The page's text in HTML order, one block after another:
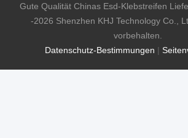
Datenschutz-Bestimmungen |
Gute Qualität Chinas Esd-Klebstreifen
-2026 Shenzhen KHJ Technology Co.,
vorbehalten.